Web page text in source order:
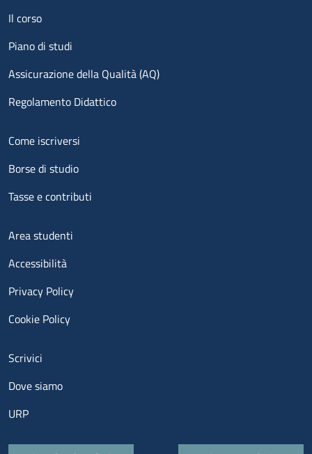
Menu footer 1
Il corso
Piano di studi
Assicurazione della Qualità (AQ)
Regolamento Didattico
Menu footer 2
Come iscriversi
Borse di studio
Tasse e contributi
Menu footer 3
Area studenti
Accessibilità
Privacy Policy
Cookie Policy
Menu contatti
Scrivici
Dove siamo
URP